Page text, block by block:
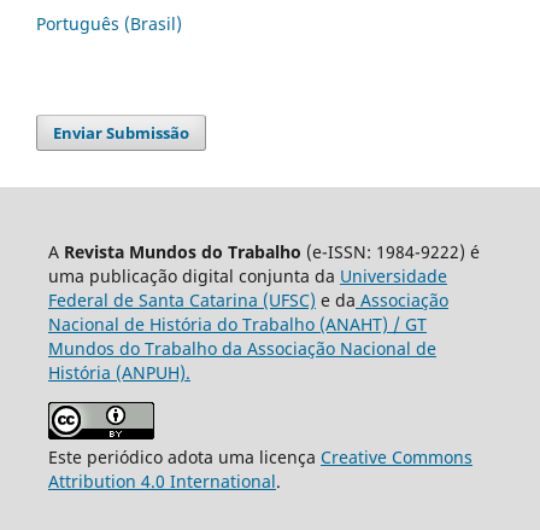
Português (Brasil)
Enviar Submissão
A Revista Mundos do Trabalho (e-ISSN: 1984-9222) é
uma publicação digital conjunta da Universidade
Federal de Santa Catarina (UFSC) e da Associação
Nacional de História do Trabalho (ANAHT) / GT
Mundos do Trabalho da Associação Nacional de
História (ANPUH).
Este periódico adota uma licença Creative Commons
Attribution 4.0 International.